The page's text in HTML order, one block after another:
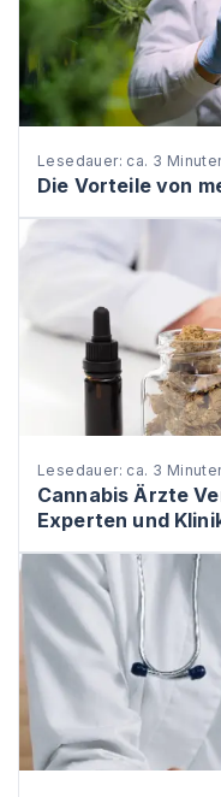
Lesedauer: ca. 3
Die Vorteile von
Lesedauer: ca. 3
Cannabis Ärzte
Experten und